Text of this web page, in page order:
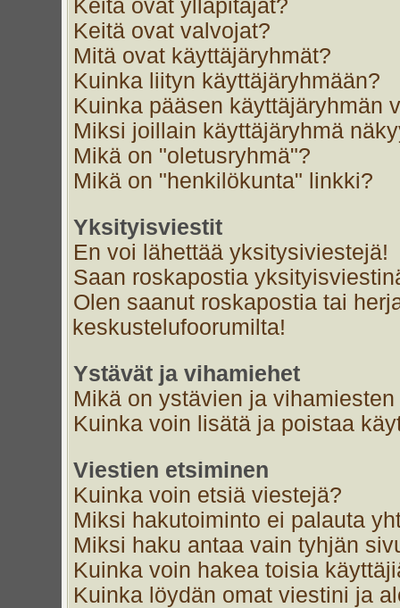
Keitä ovat ylläpitäjät?
Keitä ovat valvojat?
Mitä ovat käyttäjäryhmät?
Kuinka liityn käyttäjäryhmään?
Kuinka pääsen käyttäjäryhmän
Miksi joillain käyttäjäryhmä
Mikä on "oletusryhmä"?
Mikä on "henkilökunta" linkki?
Yksityisviestit
En voi lähettää yksitysiviestejä!
Saan roskapostia
Olen saanut roskapostia tai
keskustelufoorumilta!
Ystävät ja vihamiehet
Mikä on ystävien ja
Kuinka voin lisätä ja poistaa
Viestien etsiminen
Kuinka voin etsiä viestejä?
Miksi hakutoiminto ei palauta
Miksi haku antaa vain tyhjän
Kuinka voin hakea toisia
Kuinka löydän omat viestini ja